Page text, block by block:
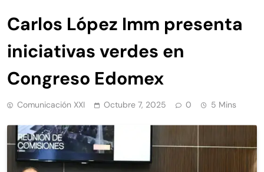
Carlos López Imm presenta
iniciativas verdes en
Congreso Edomex
Comunicación XXI Octubre 7, 2025 0 5 Mins